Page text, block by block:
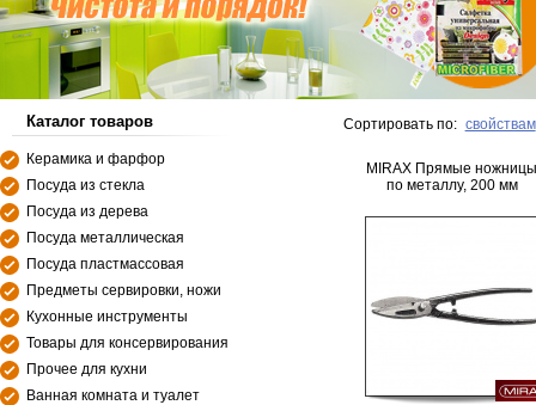
Каталог товаров
Керамика и фарфор
Посуда из стекла
Посуда из дерева
Посуда металлическая
Посуда пластмассовая
Предметы сервировки, ножи
Кухонные инструменты
Товары для консервирования
Прочее для кухни
Ванная комната и туалет
Сортировать по: свойствам
MIRAX Прямые ножницы
по металлу, 200 мм